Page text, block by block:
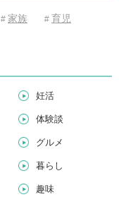
# 家族 # 育児
妊活
体験談
グルメ
暮らし
趣味